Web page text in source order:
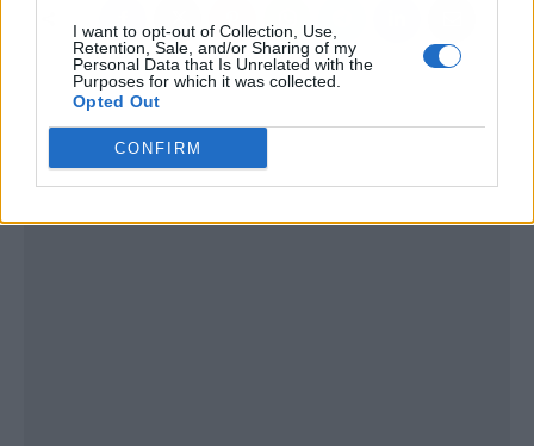
I want to opt-out of Collection, Use,
Retention, Sale, and/or Sharing of my
Personal Data that Is Unrelated with the
Purposes for which it was collected.
Opted Out
CONFIRM